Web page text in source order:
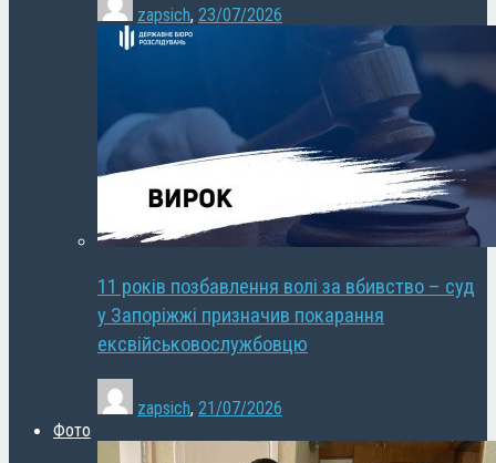
zapsich, 23/07/2026
11 років позбавлення волі за вбивство – суд
у Запоріжжі призначив покарання
ексвійськовослужбовцю
zapsich, 21/07/2026
Фото